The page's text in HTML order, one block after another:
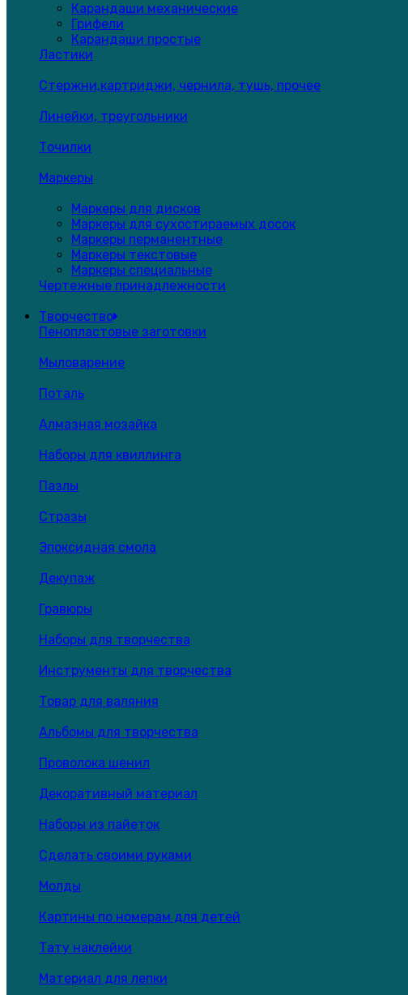
Карандаши механические
Грифели
Карандаши простые
Ластики
Стержни,картриджи, чернила, тушь, прочее
Линейки, треугольники
Точилки
Маркеры
Маркеры для дисков
Маркеры для сухостираемых досок
Маркеры перманентные
Маркеры текстовые
Маркеры специальные
Чертежные принадлежности
Творчество
Пенопластовые заготовки
Мыловарение
Поталь
Алмазная мозайка
Наборы для квиллинга
Пазлы
Стразы
Эпоксидная смола
Декупаж
Гравюры
Наборы для творчества
Инструменты для творчества
Товар для валяния
Альбомы для творчества
Проволока шенил
Декоративный материал
Наборы из пайеток
Сделать своими руками
Молды
Картины по номерам для детей
Тату наклейки
Материал для лепки